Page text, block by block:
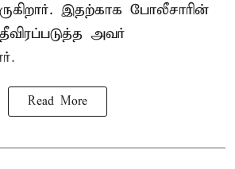
இதற்காக போலீசாரின்
அவர்
Read More